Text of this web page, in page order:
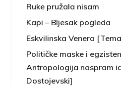
Ruke pružala nisam
Kapi – Bljesak pogleda
Eskvilinska Venera
Političke maske i
Antropologija naspram
Dostojevski]